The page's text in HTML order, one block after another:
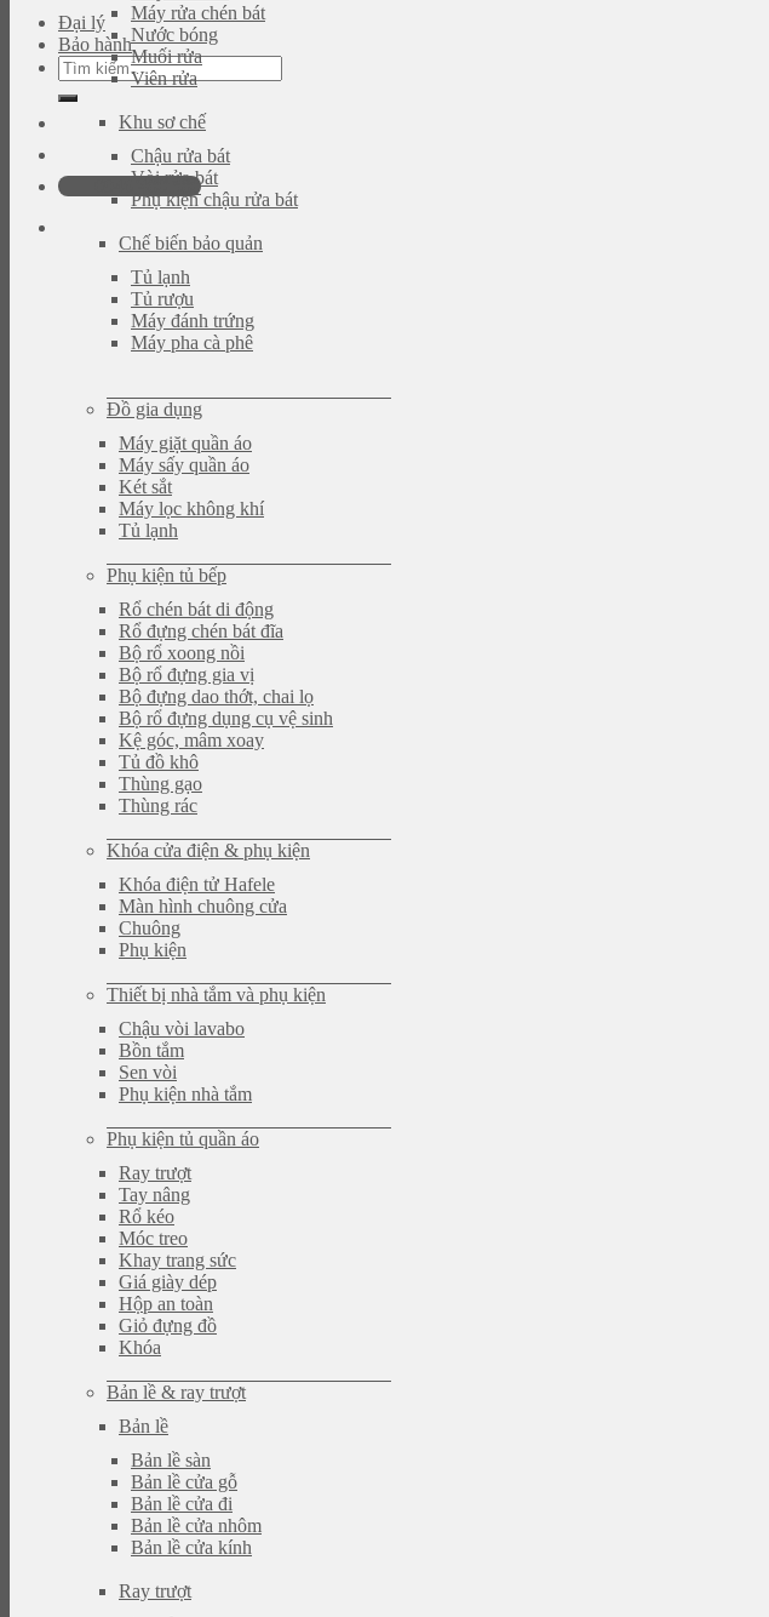
Đại lý
Bảo hành
Tìm
kiếm:
0946.480.580
Máy rửa chén bát
Nước bóng
Muối rửa
Viên rửa
Khu sơ chế
Chậu rửa bát
Vòi rửa bát
Phụ kiện chậu rửa bát
Chế biến bảo quản
Tủ lạnh
Tủ rượu
Máy đánh trứng
Máy pha cà phê
Đồ gia dụng
Máy giặt quần áo
Máy sấy quần áo
Két sắt
Máy lọc không khí
Tủ lạnh
Phụ kiện tủ bếp
Rổ chén bát di động
Rổ đựng chén bát đĩa
Bộ rổ xoong nồi
Bộ rổ đựng gia vị
Bộ đựng dao thớt, chai lọ
Bộ rổ đựng dụng cụ vệ sinh
Kệ góc, mâm xoay
Tủ đồ khô
Thùng gạo
Thùng rác
Khóa cửa điện & phụ kiện
Khóa điện tử Hafele
Màn hình chuông cửa
Chuông
Phụ kiện
Thiết bị nhà tắm và phụ kiện
Chậu vòi lavabo
Bồn tắm
Sen vòi
Phụ kiện nhà tắm
Phụ kiện tủ quần áo
Ray trượt
Tay nâng
Rổ kéo
Móc treo
Khay trang sức
Giá giày dép
Hộp an toàn
Giỏ đựng đồ
Khóa
Bản lề & ray trượt
Bản lề
Bản lề sàn
Bản lề cửa gỗ
Bản lề cửa đi
Bản lề cửa nhôm
Bản lề cửa kính
Ray trượt